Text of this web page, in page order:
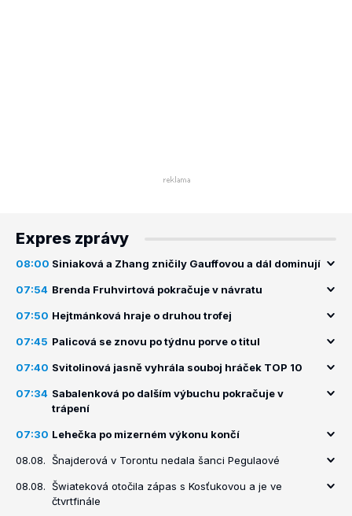
Expres zprávy
08:00 Siniaková a Zhang zničily Gauffovou a dál dominují
07:54 Brenda Fruhvirtová pokračuje v návratu
07:50 Hejtmánková hraje o druhou trofej
07:45 Palicová se znovu po týdnu porve o titul
07:40 Svitolinová jasně vyhrála souboj hráček TOP 10
07:34 Sabalenková po dalším výbuchu pokračuje v
trápení
07:30 Lehečka po mizerném výkonu končí
08.08. Šnajderová v Torontu nedala šanci Pegulaové
08.08. Šwiateková otočila zápas s Kosťukovou a je ve
čtvrtfinále